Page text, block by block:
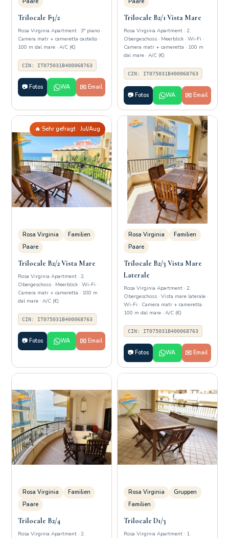
Trilocale F3/2
Rosa Virginia Apartment · 3° piano ·
Camera matr + cameretta castello ·
100 m dal mare · A/C (€)
CIN: IT075031B400068763
📷 Fotos WA ✉️ Email
Trilocale B2/1 Vista Mare
Rosa Virginia Apartment · 2.
Obergeschoss · Meerblick · Wi-Fi ·
Camera matr + cameretta · 100 m
dal mare · A/C (€)
CIN: IT075031B400068763
📷 Fotos WA ✉️ Email
🔥 Sehr gefragt · Jul/Aug
Rosa Virginia
Familien
Paare
Trilocale B2/2 Vista Mare
Rosa Virginia Apartment · 2.
Obergeschoss · Meerblick · Wi-Fi ·
Camera matr + cameretta · 100 m
dal mare · A/C (€)
CIN: IT075031B400068763
📷 Fotos WA ✉️ Email
Rosa Virginia
Familien
Paare
Trilocale B2/3 Vista Mare
Laterale
Rosa Virginia Apartment · 2.
Obergeschoss · Vista mare laterale ·
Wi-Fi · Camera matr + cameretta ·
100 m dal mare · A/C (€)
CIN: IT075031B400068763
📷 Fotos WA ✉️ Email
Rosa Virginia
Familien
Paare
Trilocale B2/4
Rosa Virginia Apartment · 2.
Rosa Virginia
Gruppen
Familien
Trilocale D1/3
Rosa Virginia Apartment · 1.